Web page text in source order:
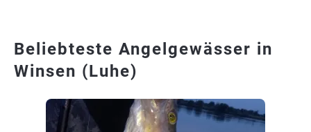
Beliebteste Angelgewässer in
Winsen (Luhe)